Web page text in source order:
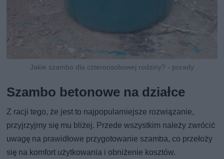
Jakie szambo dla czteroosobowej rodziny? - porady
Szambo betonowe na działce
Z racji tego, że jest to najpopularniejsze rozwiązanie,
przyjrzyjmy się mu bliżej. Przede wszystkim należy zwrócić
uwagę na prawidłowe przygotowanie szamba, co przełoży
się na komfort użytkowania i obniżenie kosztów.